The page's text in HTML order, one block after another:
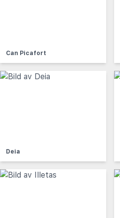
Can Picafort
Deia